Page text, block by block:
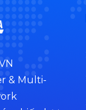
& Multi-